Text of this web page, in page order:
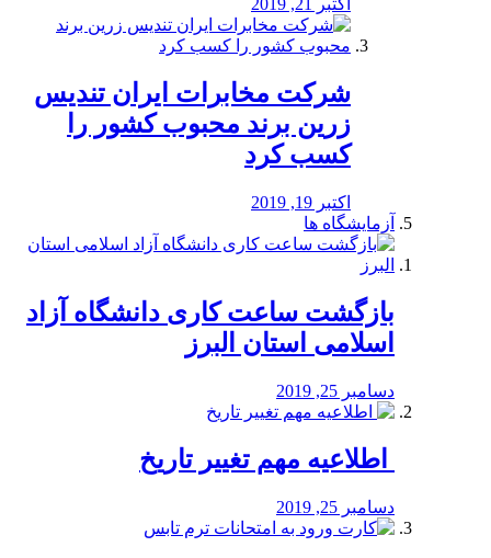
اکتبر 21, 2019
شرکت مخابرات ایران تندیس
زرین برند محبوب کشور را
کسب کرد
اکتبر 19, 2019
آزمایشگاه ها
بازگشت ساعت کاری دانشگاه آزاد
اسلامی استان البرز
دسامبر 25, 2019
️ اطلاعیه مهم تغییر تاریخ
دسامبر 25, 2019